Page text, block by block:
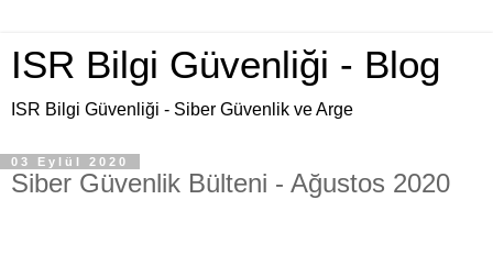
ISR Bilgi Güvenliği - Blog
ISR Bilgi Güvenliği - Siber Güvenlik ve Arge
03 Eylül 2020
Siber Güvenlik Bülteni - Ağustos 2020